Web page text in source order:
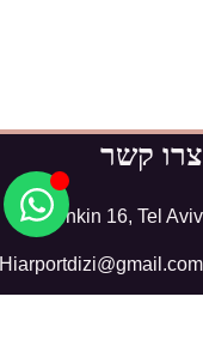
צרו קשר
Shenkin 16, Tel Aviv
Hiarportdizi@gmail.com